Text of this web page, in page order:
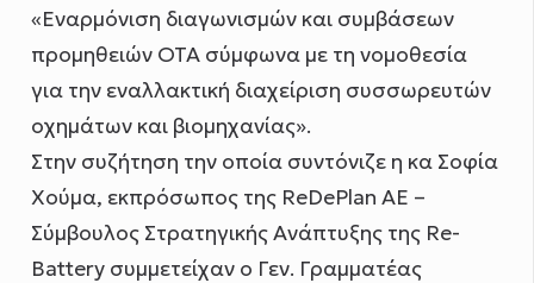
«Εναρμόνιση διαγωνισμών και συμβάσεων
προμηθειών ΟΤΑ σύμφωνα με τη νομοθεσία
για την εναλλακτική διαχείριση συσσωρευτών
οχημάτων και βιομηχανίας».
‌Στην συζήτηση την οποία συντόνιζε η κα Σοφία
Χούμα, εκπρόσωπος της ReDePlan AE –
Σύμβουλος Στρατηγικής Ανάπτυξης της Re-
Battery συμμετείχαν ο Γεν. Γραμματέας